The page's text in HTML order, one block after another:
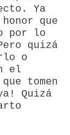
Ya
que
por lo
quizá
o
el
tomen
Quizá